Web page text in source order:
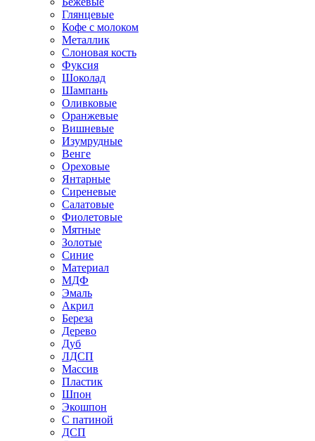
Глянцевые
Кофе с молоком
Металлик
Слоновая кость
Фуксия
Шоколад
Шампань
Оливковые
Оранжевые
Вишневые
Изумрудные
Венге
Ореховые
Янтарные
Сиреневые
Салатовые
Фиолетовые
Мятные
Золотые
Синие
Материал
МДФ
Эмаль
Акрил
Береза
Дерево
Дуб
ЛДСП
Массив
Пластик
Шпон
Экошпон
С патиной
ДСП